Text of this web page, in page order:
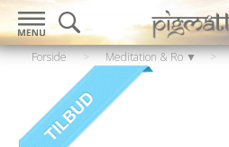
Forside > Meditation & Ro ▼ >
Skulpturer / Statuer